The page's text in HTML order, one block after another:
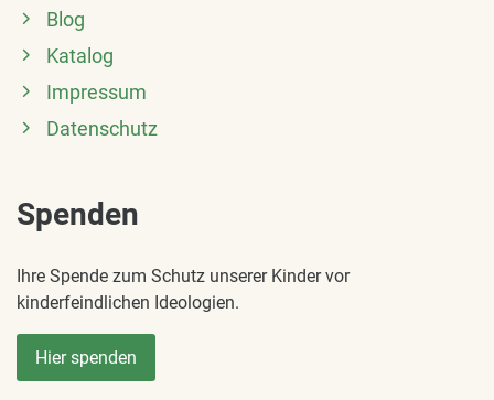
Blog
Katalog
Impressum
Datenschutz
Spenden
Ihre Spende zum Schutz unserer Kinder vor
kinderfeindlichen Ideologien.
Hier spenden